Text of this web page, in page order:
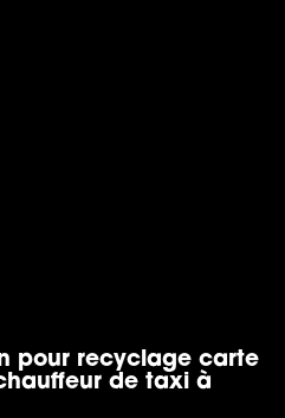
pour recyclage carte
de taxi à